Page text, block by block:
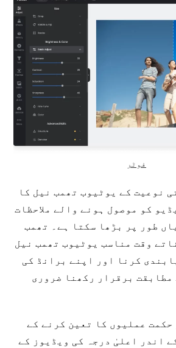
فوٹر
نوعیت کے یوٹیوب تھمب نیل کا
کو موصول ہونے والے ملاحظات
طور پر بڑھا سکتا ہے۔ تھمب
وقت مناسب یوٹیوب تھمب نیل
کرنا اور اپنے برانڈ کی
مطابقت برقرار رکھنا ضروری
حکمت عملیوں کا تعین کرنے کے
اندر اعلیٰ درجہ کی ویڈیوز کے